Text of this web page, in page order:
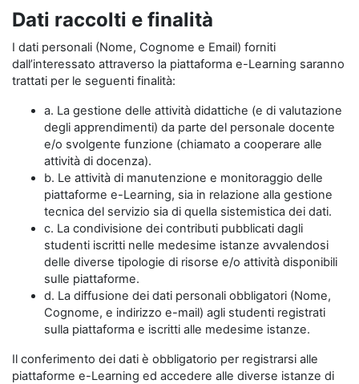
Dati raccolti e finalità
I dati personali (Nome, Cognome e Email) forniti
dall’interessato attraverso la piattaforma e-Learning saranno
trattati per le seguenti finalità:
a. La gestione delle attività didattiche (e di valutazione
degli apprendimenti) da parte del personale docente
e/o svolgente funzione (chiamato a cooperare alle
attività di docenza).
b. Le attività di manutenzione e monitoraggio delle
piattaforme e-Learning, sia in relazione alla gestione
tecnica del servizio sia di quella sistemistica dei dati.
c. La condivisione dei contributi pubblicati dagli
studenti iscritti nelle medesime istanze avvalendosi
delle diverse tipologie di risorse e/o attività disponibili
sulle piattaforme.
d. La diffusione dei dati personali obbligatori (Nome,
Cognome, e indirizzo e-mail) agli studenti registrati
sulla piattaforma e iscritti alle medesime istanze.
Il conferimento dei dati è obbligatorio per registrarsi alle
piattaforme e-Learning ed accedere alle diverse istanze di